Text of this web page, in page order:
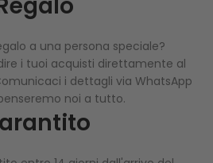
a una persona speciale?
i tuoi acquisti direttamente al
i dettagli via WhatsApp
noi a tutto.